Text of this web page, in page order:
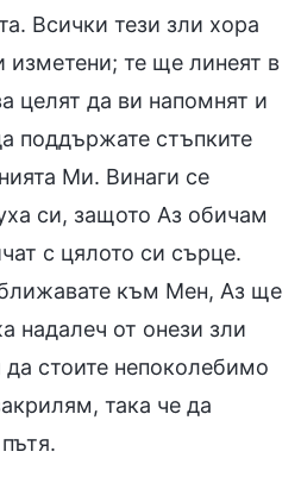
Всички тези зли хора
изметени; те ще линеят в
целят да ви напомнят и
поддържате стъпките
Ми. Винаги се
си, защото Аз обичам
с цялото си сърце.
към Мен, Аз ще
надалеч от онези зли
стоите непоколебимо
така че да